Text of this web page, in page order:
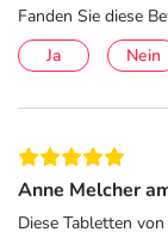
Fanden Sie diese
Ja
Nein
Anne Melcher
Diese Tabletten